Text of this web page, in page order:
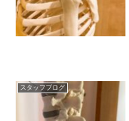
スタッフブログ